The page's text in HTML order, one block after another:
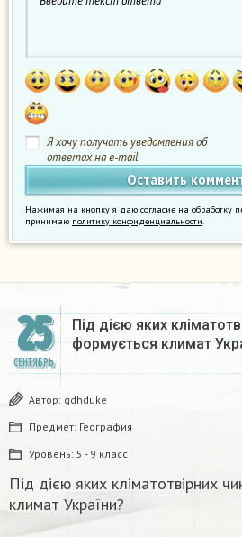
Я хочу получать уведомления об
ответах на e-mail
Нажимая на кнопку я даю согласие на обработку
принимаю политику конфиденциальности.
25
СЕНТЯБРЬ
Під дією яких
формується климат
Автор: gdhduke
Предмет: География
Уровень: 5 - 9 класс
Під дією яких кліматотвірних
климат України?